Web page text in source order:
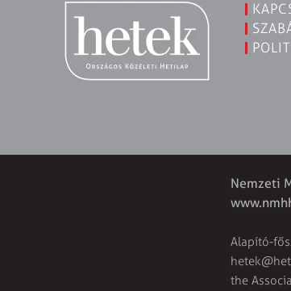
Nemzeti
Alapító-
the